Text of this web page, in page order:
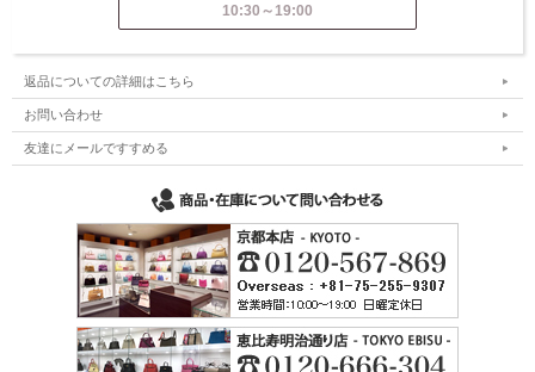
10:30～19:00
返品についての詳細はこちら
お問い合わせ
友達にメールですすめる